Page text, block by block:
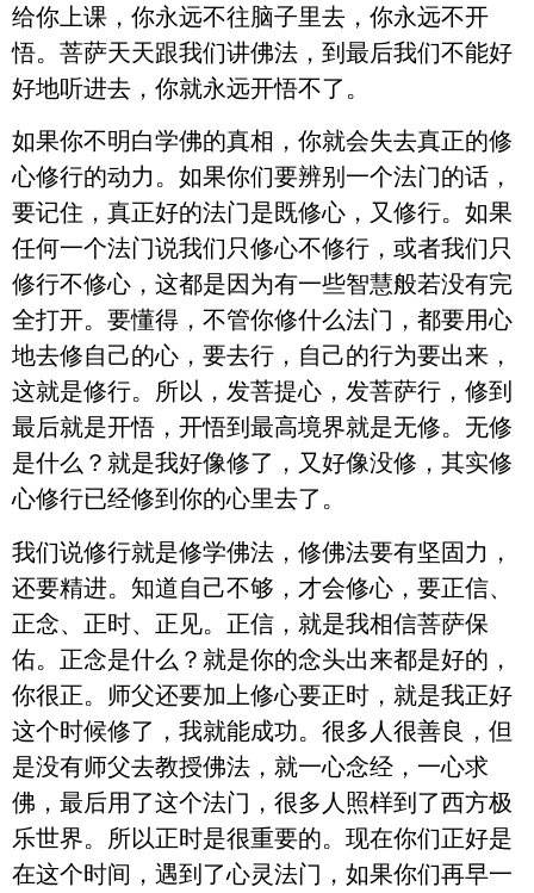
给你上课，你永远不往脑子里去，你永远不开
悟。菩萨天天跟我们讲佛法，到最后我们不能好
好地听进去，你就永远开悟不了。
如果你不明白学佛的真相，你就会失去真正的修
心修行的动力。如果你们要辨别一个法门的话，
要记住，真正好的法门是既修心，又修行。如果
任何一个法门说我们只修心不修行，或者我们只
修行不修心，这都是因为有一些智慧般若没有完
全打开。要懂得，不管你修什么法门，都要用心
地去修自己的心，要去行，自己的行为要出来，
这就是修行。所以，发菩提心，发菩萨行，修到
最后就是开悟，开悟到最高境界就是无修。无修
是什么？就是我好像修了，又好像没修，其实修
心修行已经修到你的心里去了。
我们说修行就是修学佛法，修佛法要有坚固力，
还要精进。知道自己不够，才会修心，要正信、
正念、正时、正见。正信，就是我相信菩萨保
佑。正念是什么？就是你的念头出来都是好的，
你很正。师父还要加上修心要正时，就是我正好
这个时候修了，我就能成功。很多人很善良，但
是没有师父去教授佛法，就一心念经，一心求
佛，最后用了这个法门，很多人照样到了西方极
乐世界。所以正时是很重要的。现在你们正好是
在这个时间，遇到了心灵法门，如果你们再早一